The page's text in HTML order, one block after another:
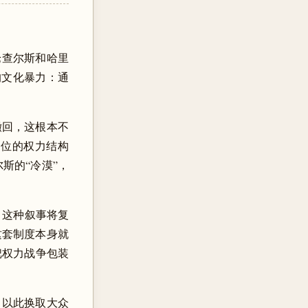
尔斯和哈里
化暴力：通
，这根本不
的权力结构
的“冷漠”，
这种叙事将复
制度本身就
力战争包装
此换取大众